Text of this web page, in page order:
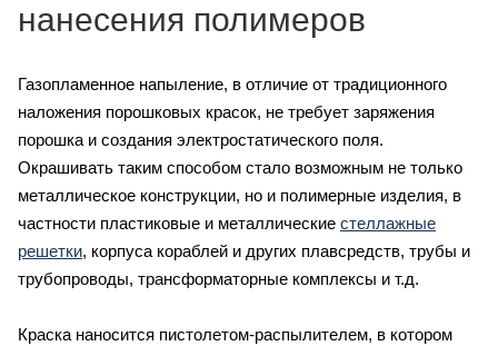
нанесения полимеров
Газопламенное напыление, в отличие от традиционного
наложения порошковых красок, не требует заряжения
порошка и создания электростатического поля.
Окрашивать таким способом стало возможным не только
металлическое конструкции, но и полимерные изделия, в
частности пластиковые и металлические стеллажные
решетки, корпуса кораблей и других плавсредств, трубы и
трубопроводы, трансформаторные комплексы и т.д.
Краска наносится пистолетом-распылителем, в котором